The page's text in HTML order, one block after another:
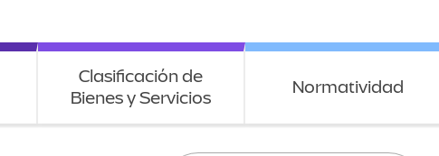
Clasificación de
Bienes y Servicios
Normatividad